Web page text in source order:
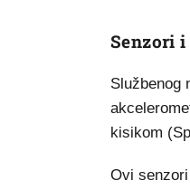
Senzori
Službenog
kisikom
Ovi